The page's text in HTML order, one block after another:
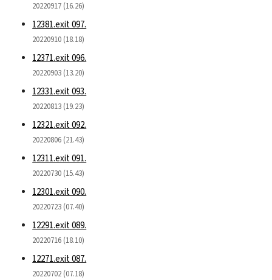
20220917 (16.26)
12381.exit 097.
20220910 (18.18)
12371.exit 096.
20220903 (13.20)
12331.exit 093.
20220813 (19.23)
12321.exit 092.
20220806 (21.43)
12311.exit 091.
20220730 (15.43)
12301.exit 090.
20220723 (07.40)
12291.exit 089.
20220716 (18.10)
12271.exit 087.
20220702 (07.18)